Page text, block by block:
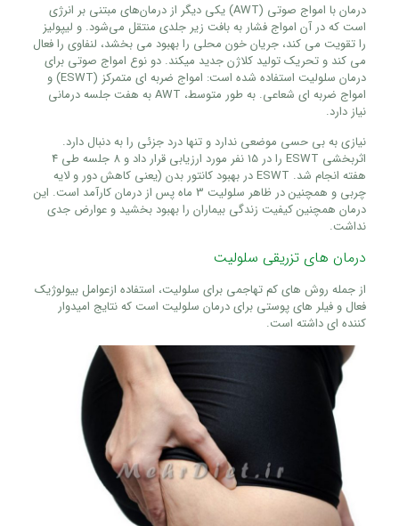
درمان با امواج صوتی (AWT) یکی دیگر از درمان‌های مبتنی بر انرژی
است که در آن امواج فشار به بافت زیر جلدی منتقل می‌شود. و لیپولیز
را تقویت می کند، جریان خون محلی را بهبود می بخشد، لنفاوی را فعال
می کند و تحریک تولید کلاژن جدید میکند. دو نوع امواج صوتی برای
درمان سلولیت استفاده شده است: امواج ضربه ای متمرکز (ESWT) و
امواج ضربه ای شعاعی. به طور متوسط، AWT به هفت جلسه درمانی
نیاز دارد.
نیازی به بی حسی موضعی ندارد و تنها درد جزئی را به دنبال دارد.
اثربخشی ESWT را در 15 نفر مورد ارزیابی قرار داد و 8 جلسه طی 4
هفته انجام شد. ESWT در بهبود کانتور بدن (یعنی کاهش دور و لایه
چربی و همچنین در ظاهر سلولیت 3 ماه پس از درمان کارآمد است. این
درمان همچنین کیفیت زندگی بیماران را بهبود بخشید و عوارض جدی
نداشت.
درمان های تزریقی سلولیت
از جمله روش های کم تهاجمی برای سلولیت، استفاده ازعوامل بیولوژیک
فعال و فیلر های پوستی برای درمان سلولیت است که نتایج امیدوار
کننده ای داشته است.